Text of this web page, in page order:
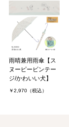
雨晴兼用雨傘【ス
ヌーピービンテー
ジ/かわいい犬】
￥2,970（税込）